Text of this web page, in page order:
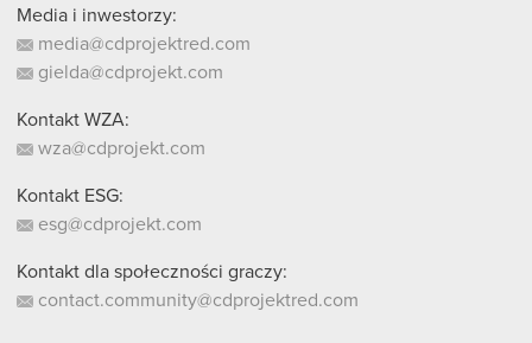
Media i inwestorzy:
media@cdprojektred.com
gielda@cdprojekt.com
Kontakt WZA:
wza@cdprojekt.com
Kontakt ESG:
esg@cdprojekt.com
Kontakt dla społeczności graczy:
contact.community@cdprojektred.com